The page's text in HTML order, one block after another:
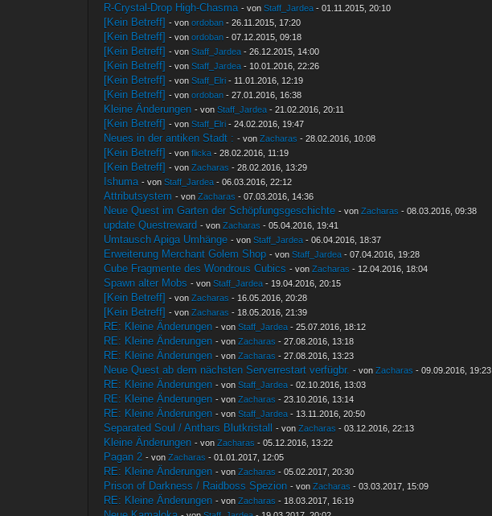
R-Crystal-Drop High-Chasma - vonStaff_Jardea - 01.11.2015, 20:10
[Kein Betreff] - vonordoban - 26.11.2015, 17:20
[Kein Betreff] - vonordoban - 07.12.2015, 09:18
[Kein Betreff] - vonStaff_Jardea - 26.12.2015, 14:00
[Kein Betreff] - vonStaff_Jardea - 10.01.2016, 22:26
[Kein Betreff] - vonStaff_Elri - 11.01.2016, 12:19
[Kein Betreff] - vonordoban - 27.01.2016, 16:38
Kleine Änderungen - vonStaff_Jardea - 21.02.2016, 20:11
[Kein Betreff] - vonStaff_Elri - 24.02.2016, 19:47
Neues in der antiken Stadt : - vonZacharas - 28.02.2016, 10:08
[Kein Betreff] - vonflicka - 28.02.2016, 11:19
[Kein Betreff] - vonZacharas - 28.02.2016, 13:29
Ishuma - vonStaff_Jardea - 06.03.2016, 22:12
Attributsystem - vonZacharas - 07.03.2016, 14:36
Neue Quest im Garten der Schöpfungsgeschichte - vonZacharas - 08.03.2016, 09:38
update Questreward - vonZacharas - 05.04.2016, 19:41
Umtausch Apiga Umhänge - vonStaff_Jardea - 06.04.2016, 18:37
Erweiterung Merchant Golem Shop - vonStaff_Jardea - 07.04.2016, 19:28
Cube Fragmente des Wondrous Cubics - vonZacharas - 12.04.2016, 18:04
Spawn alter Mobs - vonStaff_Jardea - 19.04.2016, 20:15
[Kein Betreff] - vonZacharas - 16.05.2016, 20:28
[Kein Betreff] - vonZacharas - 18.05.2016, 21:39
RE: Kleine Änderungen - vonStaff_Jardea - 25.07.2016, 18:12
RE: Kleine Änderungen - vonZacharas - 27.08.2016, 13:18
RE: Kleine Änderungen - vonZacharas - 27.08.2016, 13:23
Neue Quest ab dem nächsten Serverrestart verfügbr. - vonZacharas - 09.09.2016, 19:23
RE: Kleine Änderungen - vonStaff_Jardea - 02.10.2016, 13:03
RE: Kleine Änderungen - vonZacharas - 23.10.2016, 13:14
RE: Kleine Änderungen - vonStaff_Jardea - 13.11.2016, 20:50
Separated Soul / Anthars Blutkristall - vonZacharas - 03.12.2016, 22:13
Kleine Änderungen - vonZacharas - 05.12.2016, 13:22
Pagan 2 - vonZacharas - 01.01.2017, 12:05
RE: Kleine Änderungen - vonZacharas - 05.02.2017, 20:30
Prison of Darkness / Raidboss Spezion - vonZacharas - 03.03.2017, 15:09
RE: Kleine Änderungen - vonZacharas - 18.03.2017, 16:19